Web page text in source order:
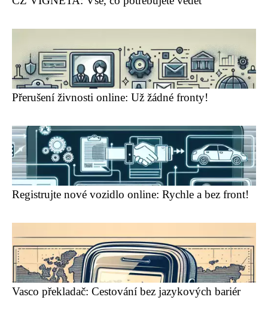
Přerušení živnosti online: Už žádné fronty!
Registrujte nové vozidlo online: Rychle a bez front!
Vasco překladač: Cestování bez jazykových bariér